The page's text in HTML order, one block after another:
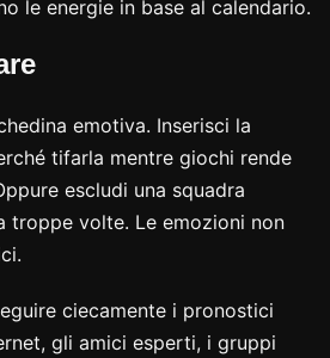
le energie in base al calendario.
emotiva. Inserisci la
tifarla mentre giochi rende
escludi una squadra
troppe volte. Le emozioni non
ciecamente i pronostici
gli amici esperti, i gruppi